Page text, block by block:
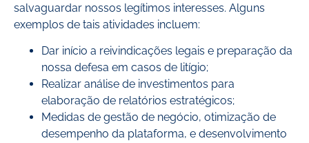
salvaguardar nossos legítimos interesses. Alguns
exemplos de tais atividades incluem:
Dar início a reivindicações legais e preparação da
nossa defesa em casos de litígio;
Realizar análise de investimentos para
elaboração de relatórios estratégicos;
Medidas de gestão de negócio, otimização de
desempenho da plataforma, e desenvolvimento